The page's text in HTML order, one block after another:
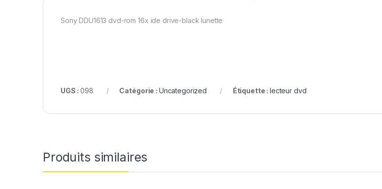
Sony DDU1613 dvd-rom 16x ide drive-black lunette
UGS :098 Catégorie : Uncategorized Étiquette :lecteur dvd
Produits similaires